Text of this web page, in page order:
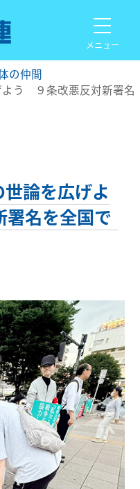
メニュー
の仲間
よう ９条改悪反対新署名
世論を広げよ
名を全国で